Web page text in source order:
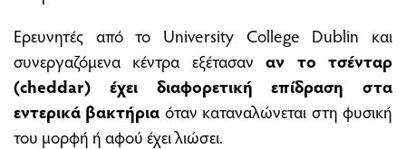
Ερευνητές από το University College Dublin και
συνεργαζόμενα κέντρα εξέτασαναν το τσένταρ
(cheddar) έχει διαφορετική επίδραση στα
εντερικά βακτήρια όταν καταναλώνεται στη φυσική
του μορφή ή αφού έχει λιώσει.